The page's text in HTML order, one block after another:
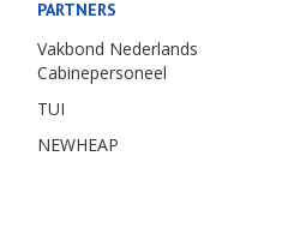
PARTNERS
Vakbond Nederlands
Cabinepersoneel
TUI
NEWHEAP